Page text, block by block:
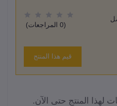
(0 المراجعات)
قيم هذا المنتج
لهذا المنتج حتى الآن.